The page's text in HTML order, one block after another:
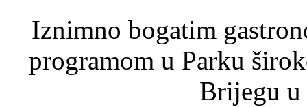
Iznimno bogatim
programom u Parku
Brijegu u